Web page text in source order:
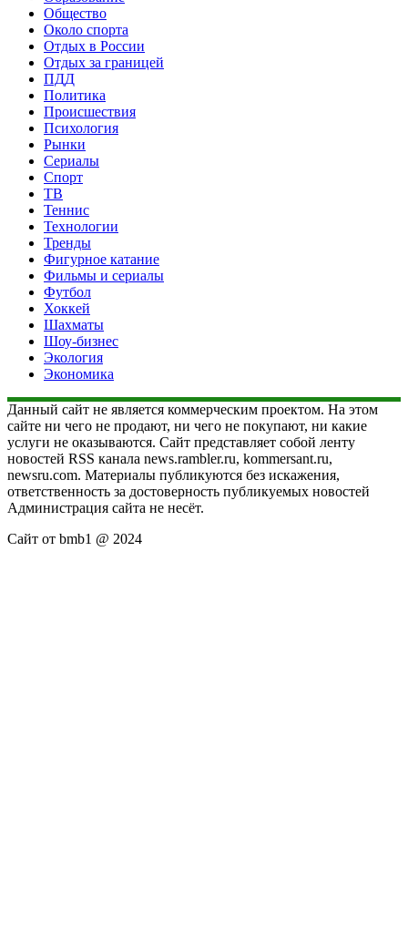
Общество
Около спорта
Отдых в России
Отдых за границей
ПДД
Политика
Происшествия
Психология
Рынки
Сериалы
Спорт
ТВ
Теннис
Технологии
Тренды
Фигурное катание
Фильмы и сериалы
Футбол
Хоккей
Шахматы
Шоу-бизнес
Экология
Экономика
Данный сайт не является коммерческим проектом. На этом
сайте ни чего не продают, ни чего не покупают, ни какие
услуги не оказываются. Сайт представляет собой ленту
новостей RSS канала news.rambler.ru, kommersant.ru,
newsru.com. Материалы публикуются без искажения,
ответственность за достоверность публикуемых новостей
Администрация сайта не несёт.
Сайт от bmb1 @ 2024